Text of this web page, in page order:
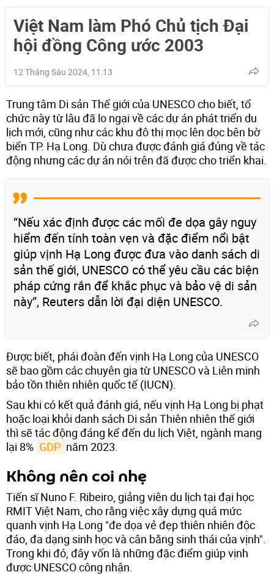
Việt Nam làm Phó Chủ tịch Đại
hội đồng Công ước 2003
12 Tháng Sáu 2024, 11:13
Trung tâm Di sản Thế giới của UNESCO cho biết, tổ
chức này từ lâu đã lo ngại về các dự án phát triển du
lịch mới, cũng như các khu đô thị mọc lên dọc bên bờ
biển TP. Hạ Long. Dù chưa được đánh giá đúng về tác
động nhưng các dự án nói trên đã được cho triển khai.
“Nếu xác định được các mối đe dọa gây nguy
hiểm đến tính toàn vẹn và đặc điểm nổi bật
giúp vịnh Hạ Long được đưa vào danh sách di
sản thế giới, UNESCO có thể yêu cầu các biện
pháp cứng rắn để khắc phục và bảo vệ di sản
này”, Reuters dẫn lời đại diện UNESCO.
Được biết, phái đoàn đến vịnh Hạ Long của UNESCO
sẽ bao gồm các chuyên gia từ UNESCO và Liên minh
bảo tồn thiên nhiên quốc tế (IUCN).
Sau khi có kết quả đánh giá, nếu vịnh Hạ Long bị phạt
hoặc loại khỏi danh sách Di sản Thiên nhiên thế giới
thì sẽ tác động đáng kể đến du lịch Việt, ngành mang
lại 8% GDP năm 2023.
Không nên coi nhẹ
Tiến sĩ Nuno F. Ribeiro, giảng viên du lịch tại đại học
RMIT Việt Nam, cho rằng việc xây dựng quá mức
quanh vịnh Hạ Long "đe dọa vẻ đẹp thiên nhiên độc
đáo, đa dạng sinh học và cân bằng sinh thái của vịnh".
Trong khi đó, đây vốn là những đặc điểm giúp vịnh
được UNESCO công nhận.